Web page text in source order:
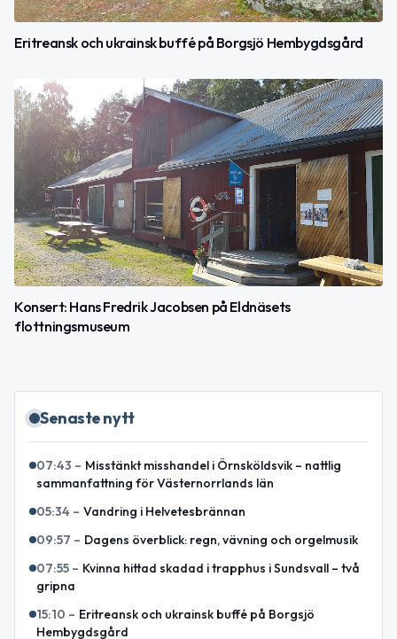
Eritreansk och ukrainsk buffé på Borgsjö Hembygdsgård
Konsert: Hans Fredrik Jacobsen på Eldnäsets
flottningsmuseum
Senaste nytt
07:43 – Misstänkt misshandel i Örnsköldsvik – nattlig
sammanfattning för Västernorrlands län
05:34 – Vandring i Helvetesbrännan
09:57 – Dagens överblick: regn, vävning och orgelmusik
07:55 – Kvinna hittad skadad i trapphus i Sundsvall – två
gripna
15:10 – Eritreansk och ukrainsk buffé på Borgsjö
Hembygdsgård